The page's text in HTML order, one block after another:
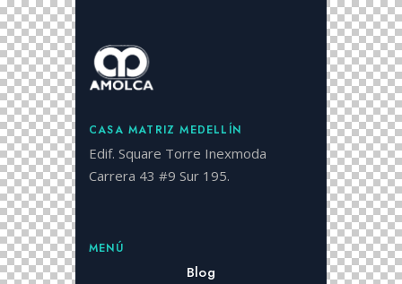
CASA MATRIZ MEDELLÍN
Edif. Square Torre Inexmoda
Carrera 43 #9 Sur 195.
MENÚ
Blog